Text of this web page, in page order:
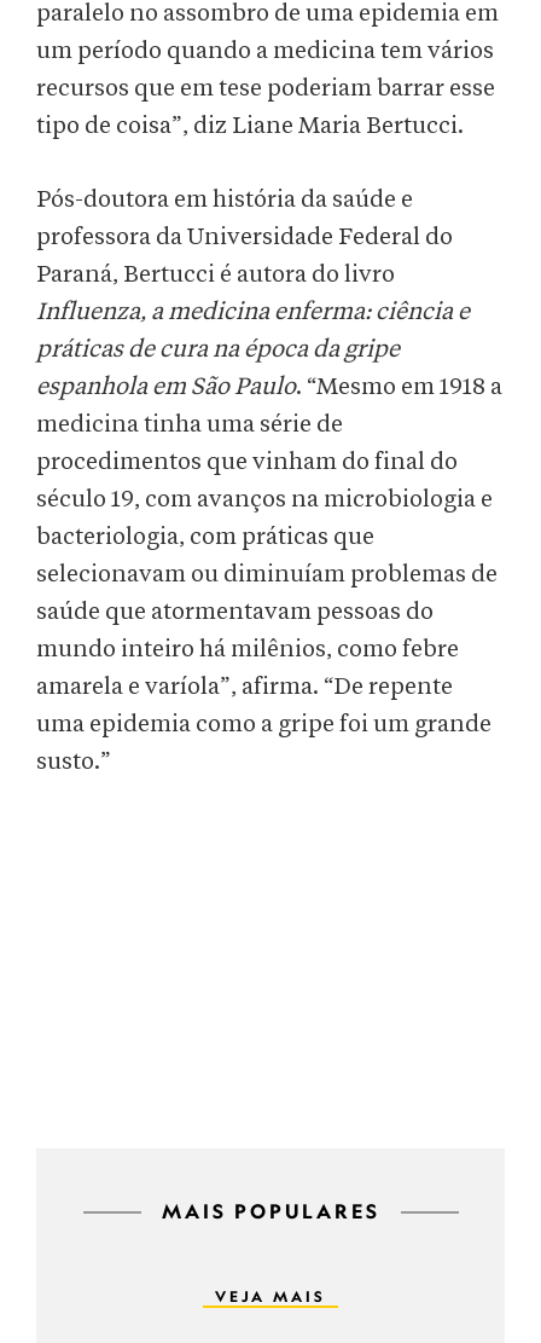
paralelo no assombro de uma epidemia em
um período quando a medicina tem vários
recursos que em tese poderiam barrar esse
tipo de coisa”, diz Liane Maria Bertucci.
Pós-doutora em história da saúde e
professora da Universidade Federal do
Paraná, Bertucci é autora do livro
Influenza, a medicina enferma: ciência e
práticas de cura na época da gripe
espanhola em São Paulo. “Mesmo em 1918 a
medicina tinha uma série de
procedimentos que vinham do final do
século 19, com avanços na microbiologia e
bacteriologia, com práticas que
selecionavam ou diminuíam problemas de
saúde que atormentavam pessoas do
mundo inteiro há milênios, como febre
amarela e varíola”, afirma. “De repente
uma epidemia como a gripe foi um grande
susto.”
MAIS POPULARES
VEJA MAIS